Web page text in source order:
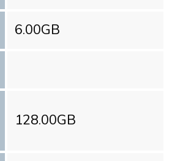
6.00GB
128.00GB